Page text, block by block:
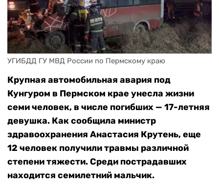
УГИБДД ГУ МВД России по Пермскому краю
Крупная автомобильная авария под
Кунгуром в Пермском крае унесла жизни
семи человек, в числе погибших — 17-летняя
девушка. Как сообщила министр
здравоохранения Анастасия Крутень, еще
12 человек получили травмы различной
степени тяжести. Среди пострадавших
находится семилетний мальчик.